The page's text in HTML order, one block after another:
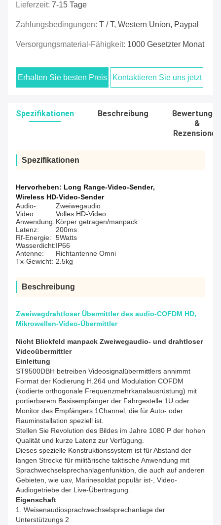
Lieferzeit: 7-15 Tage
Zahlungsbedingungen: T / T, Western Union, Paypal
Versorgungsmaterial-Fähigkeit: 1000 Gesetzter Monat
Erhalten Sie besten Preis Kontaktieren Sie uns jetzt
Spezifikationen Beschreibung
Bewertungen
&
Rezensionen
Spezifikationen
Hervorheben: Long Range-Video-Sender,
Wireless HD-Video-Sender
Audio-:
Zweiwegaudio
Video:
Volles HD-Video
Anwendung: Körper getragen/manpack
Latenz:
200ms
Rf-Energie:
5Watts
Wasserdicht:IP66
Antenne:
Richtantenne Omni
Tx-Gewicht: 2.5kg
Beschreibung
Zweiwegdrahtloser Übermittler des audio-COFDM HD,
Mikrowellen-Video-Übermittler
Nicht Blickfeld manpack Zweiwegaudio- und drahtloser
Videoübermittler
Einleitung
ST9500DBH betreiben Videosignalübermittlers annimmt
Format der Kodierung H.264 und Modulation COFDM
(kodierte orthogonale Frequenzmehrkanalausrüstung) mit
portierbarem Basisempfänger der Fahrgestelle 1U oder
Monitor des Empfängers 1Channel, die für Auto- oder
Rauminstallation speziell ist.
Stellen Sie Revolution des Bildes im Jahre 1080 P der hohen
Qualität und kurze Latenz zur Verfügung.
Dieses spezielle Konstruktionssystem ist für Abstand der
langen Strecke für militärische taktische Anwendung mit
Sprachwechselsprechanlagenfunktion, die auch auf anderen
Gebieten, wie uav, Marinesoldat populär ist-, Video-
Audiogetriebe der Live-Übertragung.
Eigenschaft
1. Weisenaudiosprachwechselsprechanlage der
Unterstützungs 2